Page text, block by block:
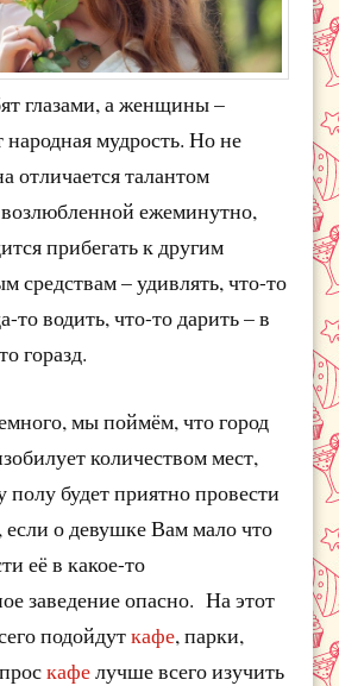
глазами, а женщины –
мудрость. Но не
отличается талантом
ежеминутно,
прибегать к другим
средствам – удивлять, что-то
то водить, что-то дарить – в
горазд.
мы поймём, что город
количеством мест,
полу будет приятно провести
о девушке Вам мало что
её в какое-то
заведение опасно. На этот
подойдуткафе, парки,
кафелучше всего изучить